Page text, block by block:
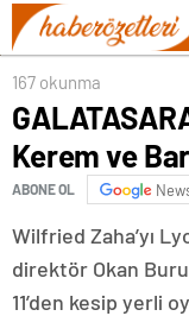
167 okunma
Kerem ve
ABONE OL
Wilfried Zaha’yı
direktör Okan
11’den kesip yerli